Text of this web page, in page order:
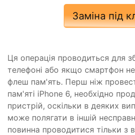
Заміна під
Ця операція проводиться для
телефоні або якщо смартфон
флеш пам'ять. Перш ніж
пам'яті iPhone 6, необхідно
пристрій, оскільки в деяких
може полягати в іншій
повинна проводитися тільки з